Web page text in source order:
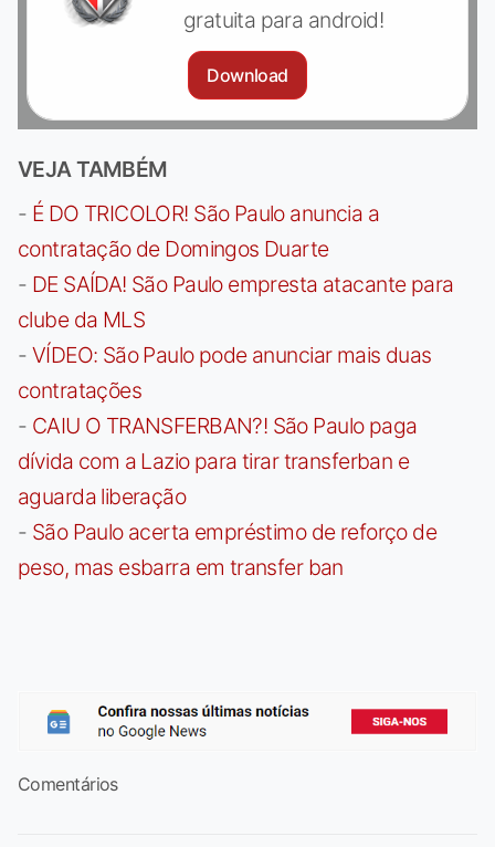
gratuita para android!
Download
VEJA TAMBÉM
- É DO TRICOLOR! São Paulo anuncia a
contratação de Domingos Duarte
- DE SAÍDA! São Paulo empresta atacante para
clube da MLS
- VÍDEO: São Paulo pode anunciar mais duas
contratações
- CAIU O TRANSFERBAN?! São Paulo paga
dívida com a Lazio para tirar transferban e
aguarda liberação
- São Paulo acerta empréstimo de reforço de
peso, mas esbarra em transfer ban
Comentários